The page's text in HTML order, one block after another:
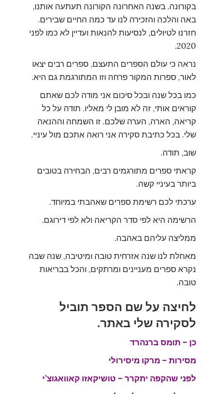
בקורונה. בשנה האחרונה הקורונה תעתעה אותנו,
באה והלכה והזכירה לנו עד כמה החיים שבירים.
חזרנו לטיולים, לנסיעות להנאות ועדיין לא כמו לפני
2020.
נראה כי עולם הספרים התעצם, ספרים רבים יצאו
לאור, ספרות המקור פרחה וזו המתורגמת גם היא.
כמו בכל שנה ובכל סיכום אני מודה לכם שאתם
קוראים אותי, זה לא מובן לי מאליו. תודה על כל
קריאה, הארה, הערה שלכם. זו השמחה וההנאה
שלי. בכל כתיבת סקירה אני רואה אתכם מול עיניי.
שוב, תודה.
קראתי ספרים מתורגמים רבים, הבחירה בטובים
ביותר בעיניי קשה.
ערכתי לכם רשימת ספרים שאהבתי במיוחד.
הרשימה היא לפי סדר הקריאה ולא לפי דירוגם.
ממליצה עליהם באהבה.
מאחלת לנו שנה אזרחית טובה ומיטיבה, שנה שבה
נקרא ספרים מעניינים ומרתקים, והכל בבריאות
טובה.
לחיצה על שם הספר תוביל
לסקירה שלי באתר.
כן – תומס ברנהרד
מסירות – מרקו מיסירולי
לפני שהקפה יתקרר – טושיקאזו קאוואגוצ’י